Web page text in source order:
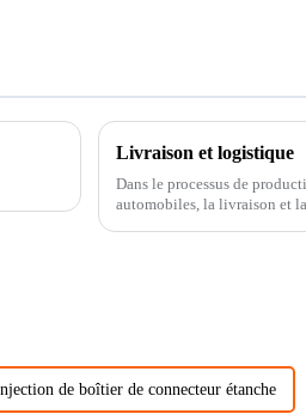
Livraison et logistique
Dans le processus de
automobiles, la livraison et la logistique
de boîtier de connecteur étanche